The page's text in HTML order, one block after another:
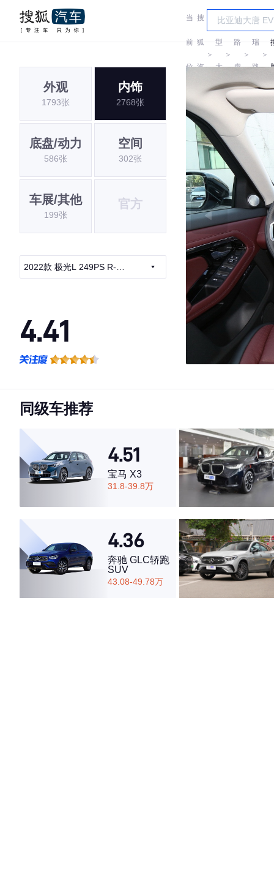
当
前
位
搜
狐
汽
＞
车
型
大
全
＞
路
虎
＞
奇
瑞
路
虎
＞
外观
1793张
内饰
2768张
底盘/动力
586张
空间
302张
车展/其他
199张
官方
2022款 极光L 249PS R-
4.41
·空间表现一般，低于96%同级车
同级车推荐
4.51
宝马 X3
31.8-39.8万
4.36
奔驰 GLC轿跑
SUV
43.08-49.78万